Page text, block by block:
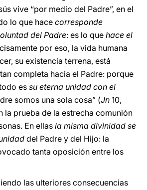
vive “por medio del Padre”, en el
lo que hacecorresponde
del Padre: es lo que hace el
por eso, la vida humana
su existencia terrena, está
completa hacia el Padre: porque
es su eterna unidad con el
somos una sola cosa” (Jn 10,
la prueba de la estrecha comunión
En ellas la misma divinidad se
del Padre y del Hijo: la
tanta oposición entre los
las ulteriores consecuencias